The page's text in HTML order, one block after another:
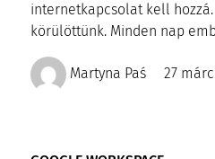
internetkapcsolat kell
körülöttünk. Minden nap
Martyna Paś 27